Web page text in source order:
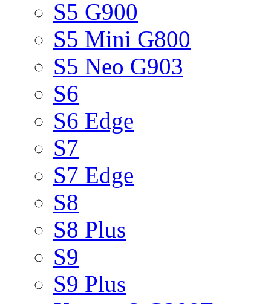
S5 G900
S5 Mini G800
S5 Neo G903
S6
S6 Edge
S7
S7 Edge
S8
S8 Plus
S9
S9 Plus